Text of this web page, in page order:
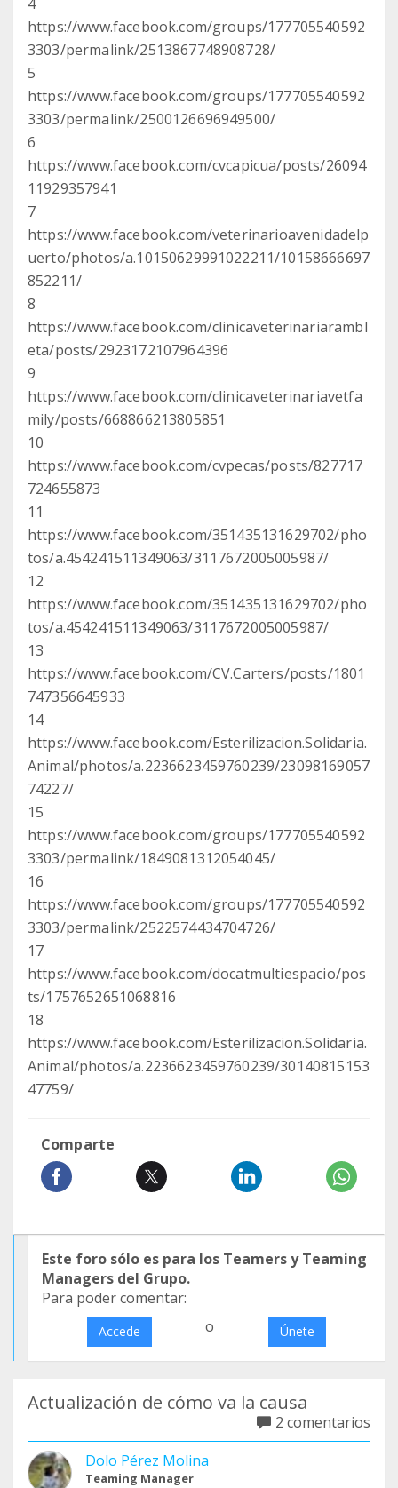
https://www.facebook.com/groups/177705540592
3303/permalink/2513867748908728/
5
https://www.facebook.com/groups/177705540592
3303/permalink/2500126696949500/
6
https://www.facebook.com/cvcapicua/posts/26094
11929357941
7
https://www.facebook.com/veterinarioavenidadelp
uerto/photos/a.10150629991022211/10158666697
852211/
8
https://www.facebook.com/clinicaveterinariarambl
eta/posts/2923172107964396
9
https://www.facebook.com/clinicaveterinariavetfa
mily/posts/668866213805851
10
https://www.facebook.com/cvpecas/posts/827717
724655873
11
https://www.facebook.com/351435131629702/pho
tos/a.454241511349063/3117672005005987/
12
https://www.facebook.com/351435131629702/pho
tos/a.454241511349063/3117672005005987/
13
https://www.facebook.com/CV.Carters/posts/1801
747356645933
14
https://www.facebook.com/Esterilizacion.Solidaria.
Animal/photos/a.2236623459760239/23098169057
74227/
15
https://www.facebook.com/groups/177705540592
3303/permalink/1849081312054045/
16
https://www.facebook.com/groups/177705540592
3303/permalink/2522574434704726/
17
https://www.facebook.com/docatmultiespacio/pos
ts/1757652651068816
18
https://www.facebook.com/Esterilizacion.Solidaria.
Animal/photos/a.2236623459760239/30140815153
47759/
Comparte
Este foro sólo es para los Teamers y Teaming
Managers del Grupo.
Para poder comentar:
Accede o Únete
Actualización de cómo va la causa
2 comentarios
Dolo Pérez Molina
Teaming Manager